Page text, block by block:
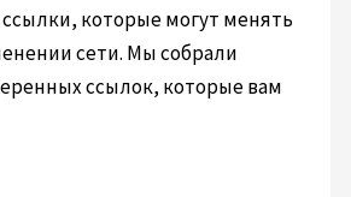
которые могут менять
сети. Мы собрали
ссылок, которые вам